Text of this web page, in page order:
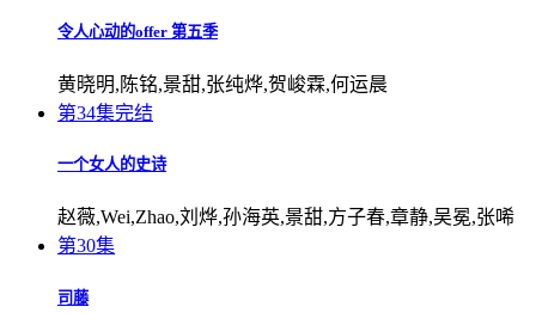
令人心动的offer 第五季
黄晓明,陈铭,景甜,张纯烨,贺峻霖,何运晨
第34集完结
一个女人的史诗
赵薇,Wei,Zhao,刘烨,孙海英,景甜,方子春,章静,吴冕,张唏
第30集
司藤